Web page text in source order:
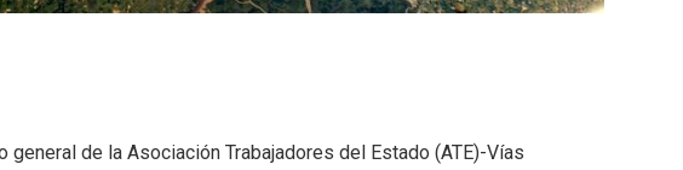
general de la Asociación Trabajadores del Estado (ATE)-Vías